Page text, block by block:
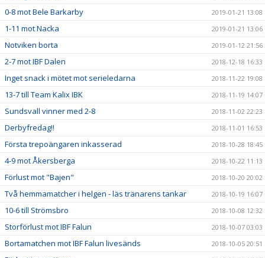
0-8 mot Bele Barkarby 2019-01-21 13:08
1-11 mot Nacka 2019-01-21 13:06
Notviken borta 2019-01-12 21:56
2-7 mot IBF Dalen 2018-12-18 16:33
Inget snack i mötet mot serieledarna 2018-11-22 19:08
13-7 till Team Kalix IBK 2018-11-19 14:07
Sundsvall vinner med 2-8 2018-11-02 22:23
Derbyfredag!! 2018-11-01 16:53
Första trepoängaren inkasserad 2018-10-28 18:45
4-9 mot Åkersberga 2018-10-22 11:13
Förlust mot "Bajen" 2018-10-20 20:02
Två hemmamatcher i helgen - läs tränarens tankar 2018-10-19 16:07
10-6 till Strömsbro 2018-10-08 12:32
Storförlust mot IBF Falun 2018-10-07 03:03
Bortamatchen mot IBF Falun livesänds 2018-10-05 20:51